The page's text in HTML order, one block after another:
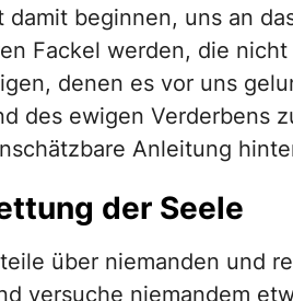
beginnen, uns an
Fackel werden, die
denen es vor uns
des ewigen Verderbens
Anleitung
der Seele
über niemanden und
versuche niemandem